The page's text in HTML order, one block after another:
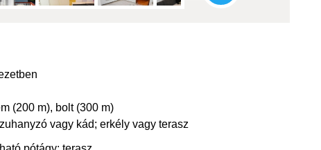
(200 m), bolt (300 m)
vagy kád; erkély vagy terasz